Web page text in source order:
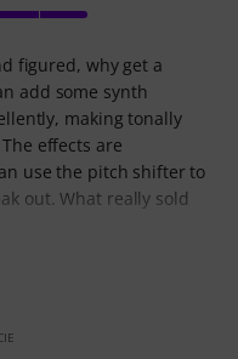
figured, why get a
add some synth
making tonally
effects are
use the pitch shifter to
out. What really sold